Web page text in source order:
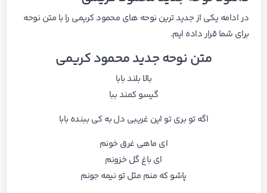
در ادامه یکی از جدید ترین نوحه های محمود کریمی را با متن نوحه
برای شما قرار داده ایم.
متن نوحه جدید محمود کریمی
بالا بلند بابا
گیسو کمند ببا
اگه تو بری تو این غریبی دل به کی ببنده بابا
ای ماهی غرق خونم
ای باغ گل خزونم
پاشو که منم مثل تو نیمه جونم